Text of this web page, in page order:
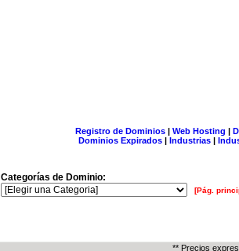
Registro de Dominios| Web Hosting |
Dominios Expirados | Industrias |
Categorías de Dominio:
[Pág.
** Precios